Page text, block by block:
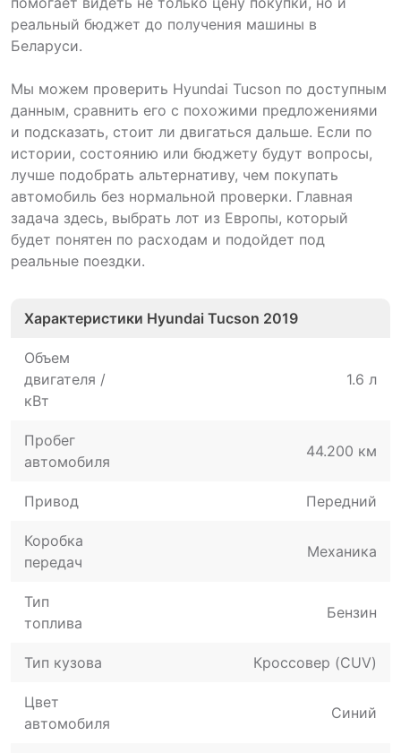
реальный бюджет до получения машины в
Беларуси.
Мы можем проверить Hyundai Tucson по доступным
данным, сравнить его с похожими предложениями
и подсказать, стоит ли двигаться дальше. Если по
истории, состоянию или бюджету будут вопросы,
лучше подобрать альтернативу, чем покупать
автомобиль без нормальной проверки. Главная
задача здесь, выбрать лот из Европы, который
будет понятен по расходам и подойдет под
реальные поездки.
Характеристики Hyundai Tucson 2019
Объем
двигателя /
кВт
1.6 л
Пробег
автомобиля
44.200 км
Привод Передний
Коробка
передач
Механика
Тип
топлива
Бензин
Тип кузова Кроссовер (CUV)
Цвет
автомобиля
Синий